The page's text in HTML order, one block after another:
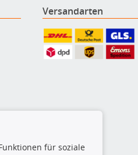
Versandarten
für soziale